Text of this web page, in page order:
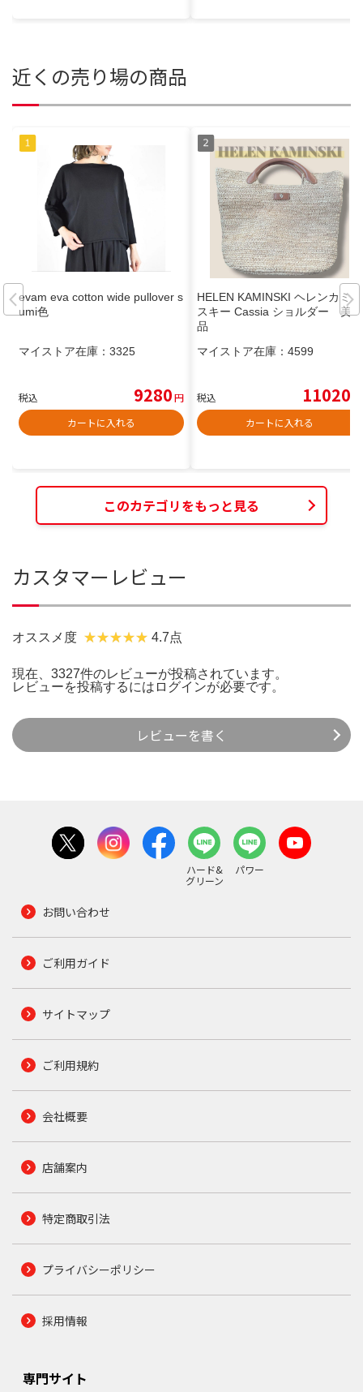
近くの売り場の商品
evam eva cotton wide pullover s
umi色
マイストア在庫： 3325
税込 9280円
カートに入れる
HELEN KAMINSKI ヘレンカミン
スキー Cassia ショルダー 美
品
マイストア在庫： 4599
税込 11020
カートに入れる
このカテゴリをもっと見る
カスタマーレビュー
オススメ度 4.7点
現在、3327件のレビューが投稿されています。
レビューを投稿するには ログインが必要です。
レビューを書く
ハード&
グリーン
パワー
お問い合わせ
ご利用ガイド
サイトマップ
ご利用規約
会社概要
店舗案内
特定商取引法
プライバシーポリシー
採用情報
専門サイト